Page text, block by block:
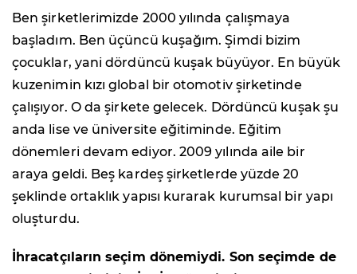
Ben şirketlerimizde 2000 yılında çalışmaya
başladım. Ben üçüncü kuşağım. Şimdi bizim
çocuklar, yani dördüncü kuşak büyüyor. En büyük
kuzenimin kızı global bir otomotiv şirketinde
çalışıyor. O da şirkete gelecek. Dördüncü kuşak şu
anda lise ve üniversite eğitiminde. Eğitim
dönemleri devam ediyor. 2009 yılında aile bir
araya geldi. Beş kardeş şirketlerde yüzde 20
şeklinde ortaklık yapısı kurarak kurumsal bir yapı
oluşturdu.
İhracatçıların seçim dönemiydi. Son seçimde de